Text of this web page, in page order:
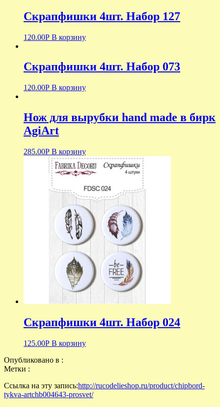
Скрапфишки 4шт. Набор 127
120.00Р В корзину
Скрапфишки 4шт. Набор 073
120.00Р В корзину
Нож для вырубки hand made в бирк
AgiArt
285.00Р В корзину
Скрапфишки 4шт. Набор 024
125.00Р В корзину
Опубликовано в :
Метки :
Ссылка на эту запись:http://rucodelieshop.ru/product/chipbord-
tykva-artchb004643-prosvet/